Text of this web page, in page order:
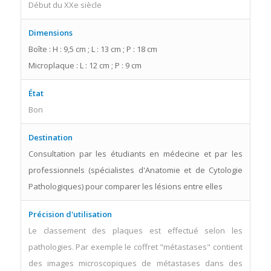
Début du XXe siècle
Dimensions
Boîte : H : 9,5 cm ; L : 13 cm ; P : 18 cm
Microplaque : L : 12 cm ; P : 9 cm
État
Bon
Destination
Consultation par les étudiants en médecine et par les
professionnels (spécialistes d'Anatomie et de Cytologie
Pathologiques) pour comparer les lésions entre elles
Précision d'utilisation
Le classement des plaques est effectué selon les
pathologies. Par exemple le coffret "métastases" contient
des images microscopiques de métastases dans des